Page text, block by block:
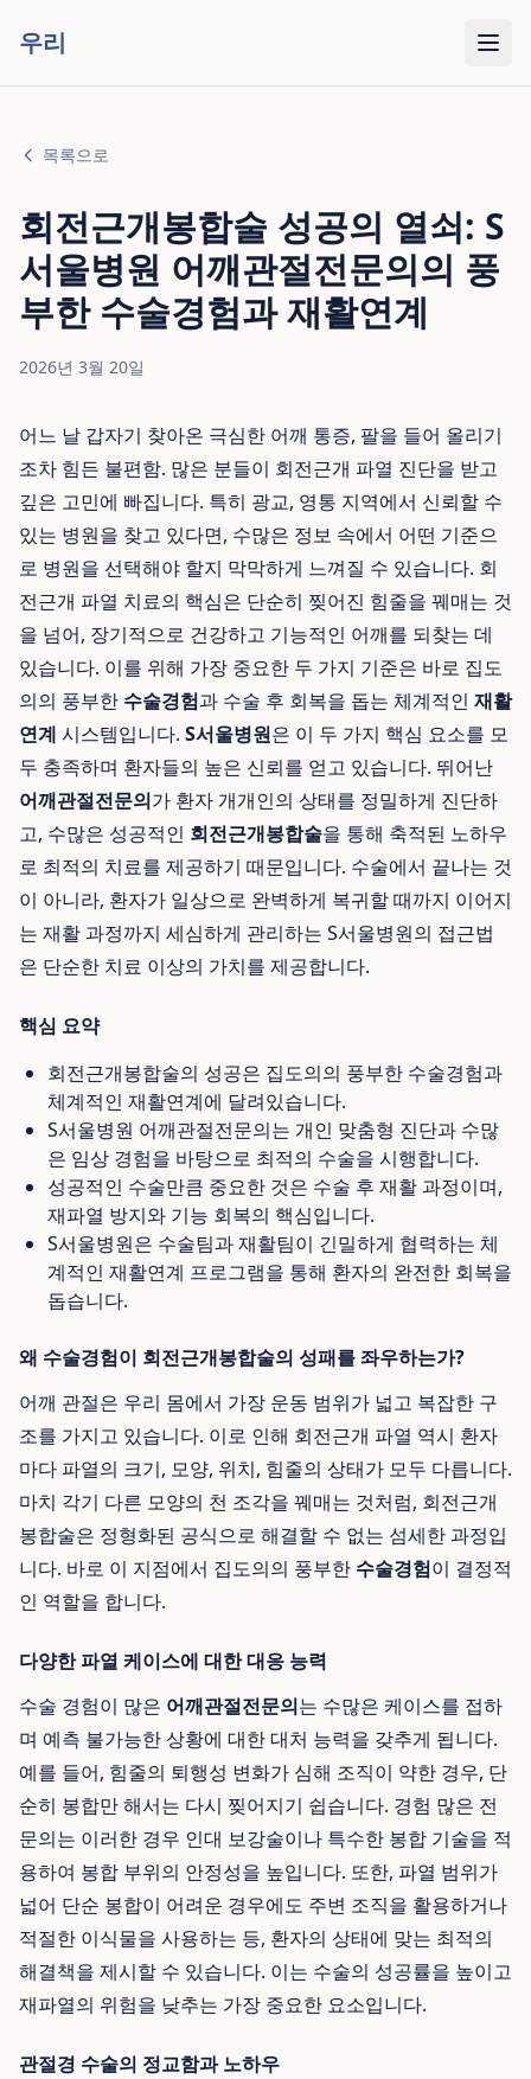
우리
목록으로
회전근개봉합술 성공의 열쇠: S
서울병원 어깨관절전문의의 풍
부한 수술경험과 재활연계
2026년 3월 20일
어느 날 갑자기 찾아온 극심한 어깨 통증, 팔을 들어 올리기
조차 힘든 불편함. 많은 분들이 회전근개 파열 진단을 받고
깊은 고민에 빠집니다. 특히 광교, 영통 지역에서 신뢰할 수
있는 병원을 찾고 있다면, 수많은 정보 속에서 어떤 기준으
로 병원을 선택해야 할지 막막하게 느껴질 수 있습니다. 회
전근개 파열 치료의 핵심은 단순히 찢어진 힘줄을 꿰매는 것
을 넘어, 장기적으로 건강하고 기능적인 어깨를 되찾는 데
있습니다. 이를 위해 가장 중요한 두 가지 기준은 바로 집도
의의 풍부한 수술경험과 수술 후 회복을 돕는 체계적인 재활
연계 시스템입니다. S서울병원은 이 두 가지 핵심 요소를 모
두 충족하며 환자들의 높은 신뢰를 얻고 있습니다. 뛰어난
어깨관절전문의가 환자 개개인의 상태를 정밀하게 진단하
고, 수많은 성공적인 회전근개봉합술을 통해 축적된 노하우
로 최적의 치료를 제공하기 때문입니다. 수술에서 끝나는 것
이 아니라, 환자가 일상으로 완벽하게 복귀할 때까지 이어지
는 재활 과정까지 세심하게 관리하는 S서울병원의 접근법
은 단순한 치료 이상의 가치를 제공합니다.
핵심 요약
회전근개봉합술의 성공은 집도의의 풍부한 수술경험과
체계적인 재활연계에 달려있습니다.
S서울병원 어깨관절전문의는 개인 맞춤형 진단과 수많
은 임상 경험을 바탕으로 최적의 수술을 시행합니다.
성공적인 수술만큼 중요한 것은 수술 후 재활 과정이며,
재파열 방지와 기능 회복의 핵심입니다.
S서울병원은 수술팀과 재활팀이 긴밀하게 협력하는 체
계적인 재활연계 프로그램을 통해 환자의 완전한 회복을
돕습니다.
왜 수술경험이 회전근개봉합술의 성패를 좌우하는가?
어깨 관절은 우리 몸에서 가장 운동 범위가 넓고 복잡한 구
조를 가지고 있습니다. 이로 인해 회전근개 파열 역시 환자
마다 파열의 크기, 모양, 위치, 힘줄의 상태가 모두 다릅니다.
마치 각기 다른 모양의 천 조각을 꿰매는 것처럼, 회전근개
봉합술은 정형화된 공식으로 해결할 수 없는 섬세한 과정입
니다. 바로 이 지점에서 집도의의 풍부한 수술경험이 결정적
인 역할을 합니다.
다양한 파열 케이스에 대한 대응 능력
수술 경험이 많은 어깨관절전문의는 수많은 케이스를 접하
며 예측 불가능한 상황에 대한 대처 능력을 갖추게 됩니다.
예를 들어, 힘줄의 퇴행성 변화가 심해 조직이 약한 경우, 단
순히 봉합만 해서는 다시 찢어지기 쉽습니다. 경험 많은 전
문의는 이러한 경우 인대 보강술이나 특수한 봉합 기술을 적
용하여 봉합 부위의 안정성을 높입니다. 또한, 파열 범위가
넓어 단순 봉합이 어려운 경우에도 주변 조직을 활용하거나
적절한 이식물을 사용하는 등, 환자의 상태에 맞는 최적의
해결책을 제시할 수 있습니다. 이는 수술의 성공률을 높이고
재파열의 위험을 낮추는 가장 중요한 요소입니다.
관절경 수술의 정교함과 노하우